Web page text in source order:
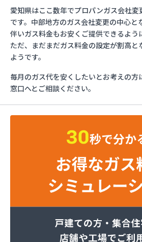
イワタニ東海株式会社 名古屋南
およべプロパン
ガスショップイチカワ
ガステックサービス株式会社 安
ガステックサービス株式会社 西
ガステックサービス株式会社 蒲
ガステックサービス株式会社 吉
ガステックサービス株式会社 新
ガステックサービス株式会社 西
ガステックサービス株式会社
ガステックサービス株式会社 豊
カネテン商店
サーラプラザ蒲郡
愛知県はここ数年でプロパンガス会社
です。中部地方のガス会社変更の中心と
伴いガス料金もお安くご提供できるよう
ただ、まだまだガス料金の設定が割高と
ようです。
毎月のガス代を安くしたいとお考えの
窓口へとご相談ください。